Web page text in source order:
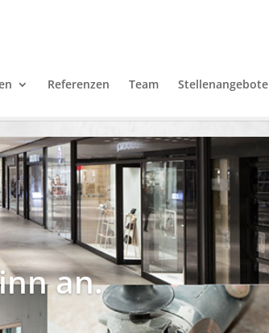
Referenzen Team Stellenangebote
an.